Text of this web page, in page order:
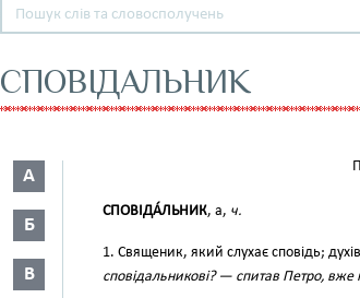
СПОВІДАЛЬНИК
А
Б
В
СПОВІДА́ЛЬНИК, а, ч.
1. Священик, який слухає сповідь;
сповідальникові? — спитав Петро, вже